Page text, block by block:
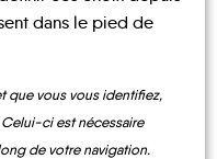
dans le pied de
que vous vous identifiez,
ci est nécessaire
de votre navigation.